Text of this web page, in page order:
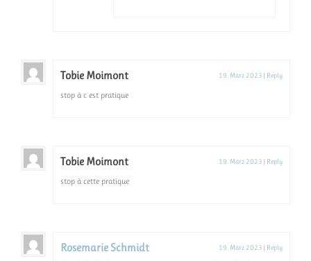
Tobie Moimont 19. März 2023 | Reply
stop à c est pratique
Tobie Moimont 19. März 2023 | Reply
stop à cette pratique
Rosemarie Schmidt 19. März 2023 | Reply